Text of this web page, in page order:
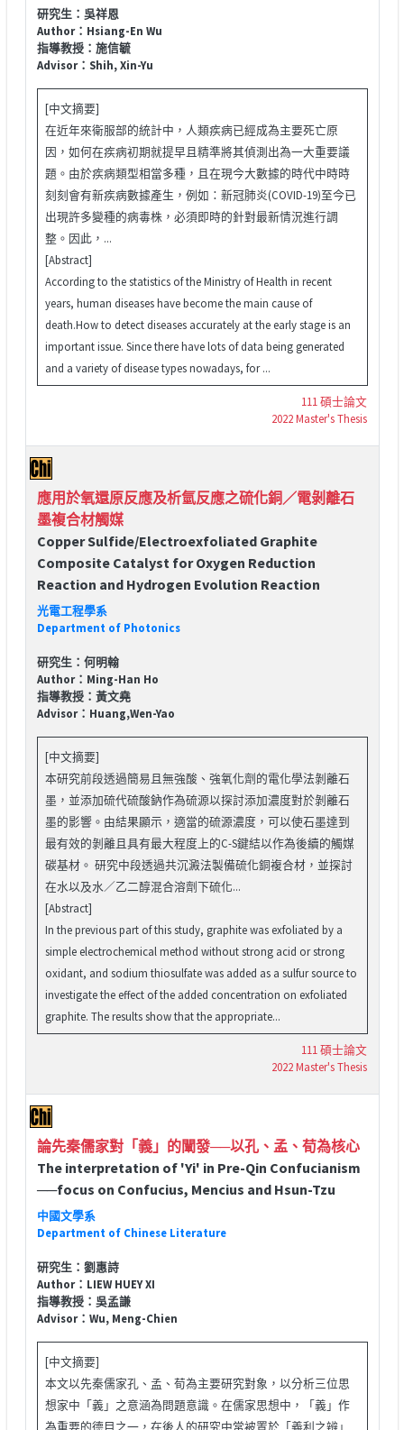
研究生：吳祥恩
Author：Hsiang-En Wu
指導教授：施信毓
Advisor：Shih, Xin-Yu
[中文摘要]
在近年來衛服部的統計中，人類疾病已經成為主要死亡原
因，如何在疾病初期就提早且精準將其偵測出為一大重要議
題。由於疾病類型相當多種，且在現今大數據的時代中時時
刻刻會有新疾病數據產生，例如：新冠肺炎(COVID-19)至今已
出現許多變種的病毒株，必須即時的針對最新情況進行調
整。因此，...
[Abstract]
According to the statistics of the Ministry of Health in recent
years, human diseases have become the main cause of
death.How to detect diseases accurately at the early stage is an
important issue. Since there have lots of data being generated
and a variety of disease types nowadays, for ...
111 碩士論文
2022 Master's Thesis
應用於氧還原反應及析氫反應之硫化銅／電剝離石
墨複合材觸媒
Copper Sulfide/Electroexfoliated Graphite
Composite Catalyst for Oxygen Reduction
Reaction and Hydrogen Evolution Reaction
光電工程學系
Department of Photonics
研究生：何明翰
Author：Ming-Han Ho
指導教授：黃文堯
Advisor：Huang,Wen-Yao
[中文摘要]
本研究前段透過簡易且無強酸、強氧化劑的電化學法剝離石
墨，並添加硫代硫酸鈉作為硫源以探討添加濃度對於剝離石
墨的影響。由結果顯示，適當的硫源濃度，可以使石墨達到
最有效的剝離且具有最大程度上的C-S鍵結以作為後續的觸媒
碳基材。 研究中段透過共沉澱法製備硫化銅複合材，並探討
在水以及水／乙二醇混合溶劑下硫化...
[Abstract]
In the previous part of this study, graphite was exfoliated by a
simple electrochemical method without strong acid or strong
oxidant, and sodium thiosulfate was added as a sulfur source to
investigate the effect of the added concentration on exfoliated
graphite. The results show that the appropriate...
111 碩士論文
2022 Master's Thesis
論先秦儒家對「義」的闡發──以孔、孟、荀為核心
The interpretation of 'Yi' in Pre-Qin Confucianism
──focus on Confucius, Mencius and Hsun-Tzu
中國文學系
Department of Chinese Literature
研究生：劉惠詩
Author：LIEW HUEY XI
指導教授：吳孟謙
Advisor：Wu, Meng-Chien
[中文摘要]
本文以先秦儒家孔、孟、荀為主要研究對象，以分析三位思
想家中「義」之意涵為問題意識。在儒家思想中，「義」作
為重要的德目之一，在後人的研究中常被置於「義利之辨」